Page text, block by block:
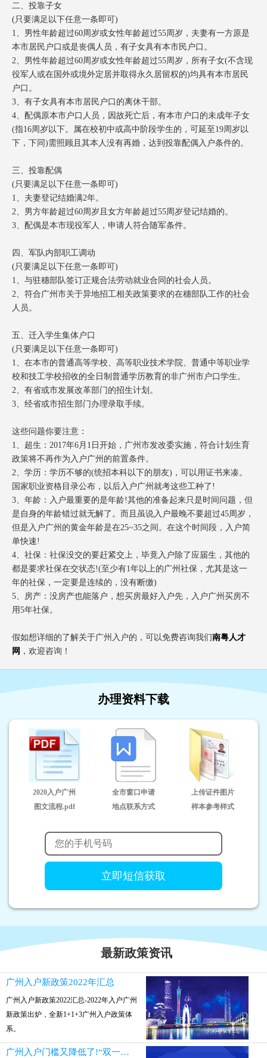
二、投靠子女
(只要满足以下任意一条即可)
1、男性年龄超过60周岁或女性年龄超过55周岁，夫妻有一方原是
本市居民户口或是丧偶人员，有子女具有本市民户口。
2、男性年龄超过60周岁或女性年龄超过55周岁，所有子女(不含现
役军人或在国外或境外定居并取得永久居留权的)均具有本市居民
户口。
3、有子女具有本市居民户口的离休干部。
4、配偶原本市户口人员，因故死亡后，有本市户口的未成年子女
(指16周岁以下。属在校初中或高中阶段学生的，可延至19周岁以
下，下同)需照顾且其本人没有再婚，达到投靠配偶入户条件的。
三、投靠配偶
(只要满足以下任意一条即可)
1、夫妻登记结婚满2年。
2、男方年龄超过60周岁且女方年龄超过55周岁登记结婚的。
3、配偶是本市现役军人，申请人符合随军条件。
四、军队内部职工调动
(只要满足以下任意一条即可)
1、与驻穗部队签订正规合法劳动就业合同的社会人员。
2、符合广州市关于异地招工相关政策要求的在穗部队工作的社会
人员。
五、迁入学生集体户口
(只要满足以下任意一条即可)
1、在本市的普通高等学校、高等职业技术学院、普通中等职业学
校和技工学校招收的全日制普通学历教育的非广州市户口学生。
2、有省或市发展改革部门的招生计划。
3、经省或市招生部门办理录取手续。
这些问题你要注意：
1、超生：2017年6月1日开始，广州市发改委实施，符合计划生育
政策将不再作为入户广州的前置条件。
2、学历：学历不够的(统招本科以下的朋友)，可以用证书来凑。
国家职业资格目录公布，以后入户广州就考这些工种了!
3、年龄：入户最重要的是年龄!其他的准备起来只是时间问题，但
是自身的年龄错过就无解了。而且虽说入户最晚不要超过45周岁，
但是入户广州的黄金年龄是在25~35之间。在这个时间段，入户简
单快速!
4、社保：社保没交的要赶紧交上，毕竟入户除了应届生，其他的
都是要求社保在交状态!(至少有1年以上的广州社保，尤其是这一
年的社保，一定要是连续的，没有断缴)
5、房产：没房产也能落户，想买房最好入户先，入户广州买房不
用5年社保。
假如想详细的了解关于广州入户的，可以免费咨询我们南粤人才
网 ，欢迎咨询！
办理资料下载
2020入户广州
图文流程.pdf
全市窗口申请
地点联系方式
上传证件图片
样本参考样式
最新政策资讯
广州入户新政策2022年汇总
广州入户新政策2022汇总-2022年入户广州
新政策出炉，全新1+1+3广州入户政策体
系。
广州入户门槛又降低了!“双一流”本科参保就可入户